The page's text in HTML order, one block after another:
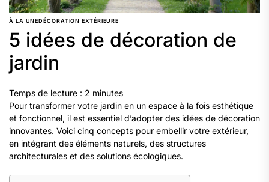
À LA UNEDÉCORATION EXTÉRIEURE
5 idées de décoration de
jardin
Temps de lecture : 2 minutes
Pour transformer votre jardin en un espace à la fois esthétique
et fonctionnel, il est essentiel d’adopter des idées de décoration
innovantes. Voici cinq concepts pour embellir votre extérieur,
en intégrant des éléments naturels, des structures
architecturales et des solutions écologiques.